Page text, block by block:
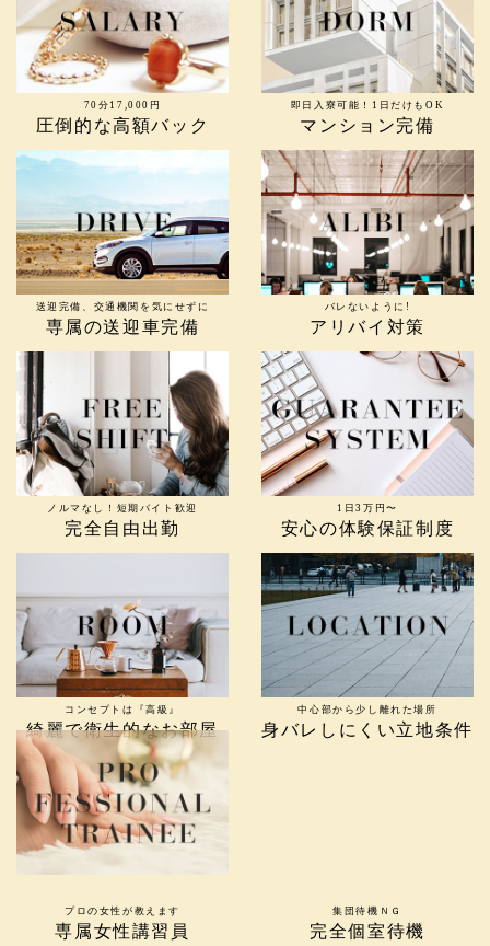
70分17,000円
圧倒的な高額バック
即日入寮可能！1日だけもOK
マンション完備
送迎完備、交通機関を気にせずに
専属の送迎車完備
バレないように!
アリバイ対策
ノルマなし！短期バイト歓迎
完全自由出勤
1日3万円〜
安心の体験保証制度
コンセプトは『高級』
綺麗で衛生的なお部屋
中心部から少し離れた場所
身バレしにくい立地条件
プロの女性が教えます
専属女性講習員
集団待機ＮＧ
完全個室待機